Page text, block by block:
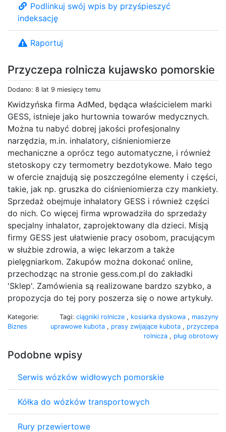
Przyczepa rolnicza kujawsko pomorskie
Dodano: 8 lat 9 miesięcy temu
Kwidzyńska firma AdMed, będąca właścicielem marki
GESS, istnieje jako hurtownia towarów medycznych.
Można tu nabyć dobrej jakości profesjonalny
narzędzia, m.in. inhalatory, ciśnieniomierze
mechaniczne a oprócz tego automatyczne, i również
stetoskopy czy termometry bezdotykowe. Mało tego
w ofercie znajdują się poszczególne elementy i części,
takie, jak np. gruszka do ciśnieniomierza czy mankiety.
Sprzedaż obejmuje inhalatory GESS i również części
do nich. Co więcej firma wprowadziła do sprzedaży
specjalny inhalator, zaprojektowany dla dzieci. Misją
firmy GESS jest ułatwienie pracy osobom, pracującym
w służbie zdrowia, a więc lekarzom a także
pielęgniarkom. Zakupów można dokonać online,
przechodząc na stronie gess.com.pl do zakładki
'Sklep'. Zamówienia są realizowane bardzo szybko, a
propozycja do tej pory poszerza się o nowe artykuły.
Kategorie:
Biznes
Tagi: ciągniki rolnicze , kosiarka dyskowa , maszyny
uprawowe kubota , prasy zwijające kubota , przyczepa
rolnicza , pług obrotowy
Podobne wpisy
Serwis wózków widłowych pomorskie
Kółka do wózków transportowych
Rury przewiertowe
Podlinkuj swój wpis by przyśpieszyć
indeksację
Raportuj